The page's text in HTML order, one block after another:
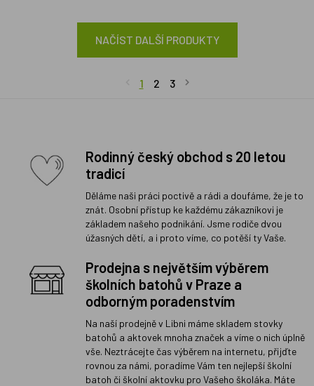
NAČÍST DALŠÍ PRODUKTY
1 2 3
Rodinný český obchod s 20 letou
tradicí
Děláme naši práci poctivě a rádi a doufáme, že je to
znát. Osobní přístup ke každému zákazníkovi je
základem našeho podnikání. Jsme rodiče dvou
úžasných dětí, a i proto víme, co potěší ty Vaše.
Prodejna s největším výběrem
školních batohů v Praze a
odborným poradenstvím
Na naší prodejně v Libni máme skladem stovky
batohů a aktovek mnoha značek a víme o nich úplně
vše. Neztrácejte čas výběrem na internetu, přijďte
rovnou za námi, poradíme Vám ten nejlepší školní
batoh či školní aktovku pro Vašeho školáka. Máte